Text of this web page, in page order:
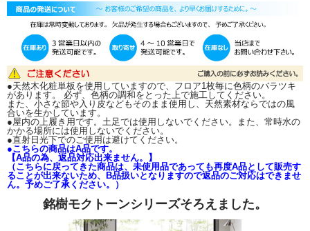
■■■お届けについて■■■
お届けは、一階の軒先渡しとなります。
屋内への荷運びはお受け致しかねますので、荷受けのご用意をお願いいたしま
す。
ドライバーは、原則、一人での配送となりますので、ご理解くださいませ。
●天然木化粧単板を使用していますので、フロア1枚毎に色柄のバラツキ
があります。 必ず、色柄の調和をとった上で施工してください。
また、小さな節や入り皮などもそのまま使用し、天然素材ならではの風
合いを生かしています。
●屋内の上履き用です。土足では使用しないでください。また、常時水の
かかる場所には使用しないでください。
●直射日光下でのご使用は避けてください。
●こちらの商品はA品です。
【A品の為、返品対応出来ません。】
（こちらに戻ってきた商品は、未使用品であっても再度A品として販売す
ることが出来ないため、B品扱いとなりますので返品のご対応はできませ
ん。予めご了承ください。）
銘樹モクトーンシリーズそろえました。